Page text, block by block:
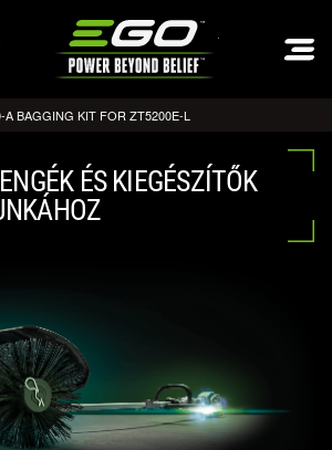
A BAGGING KIT FOR ZT5200E-L
ÉS KIEGÉSZÍTŐK